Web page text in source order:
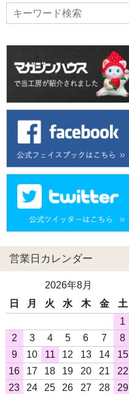
営業日カレンダー
2026年8月
日
月 火 水 木 金
土
1
2
3 4 5 6 7
8
9
10 11 12 13 14
15
16
17 18 19 20 21
22
23
24 25 26 27 28 29